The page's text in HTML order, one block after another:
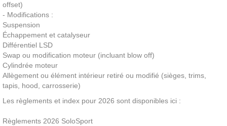
offset)
- Modifications :
Suspension
Échappement et catalyseur
Différentiel LSD
Swap ou modification moteur (incluant blow off)
Cylindrée moteur
Allègement ou élément intérieur retiré ou modifié (sièges, trims,
tapis, hood, carrosserie)
Les règlements et index pour 2026 sont disponibles ici :
Règlements 2026 SoloSport